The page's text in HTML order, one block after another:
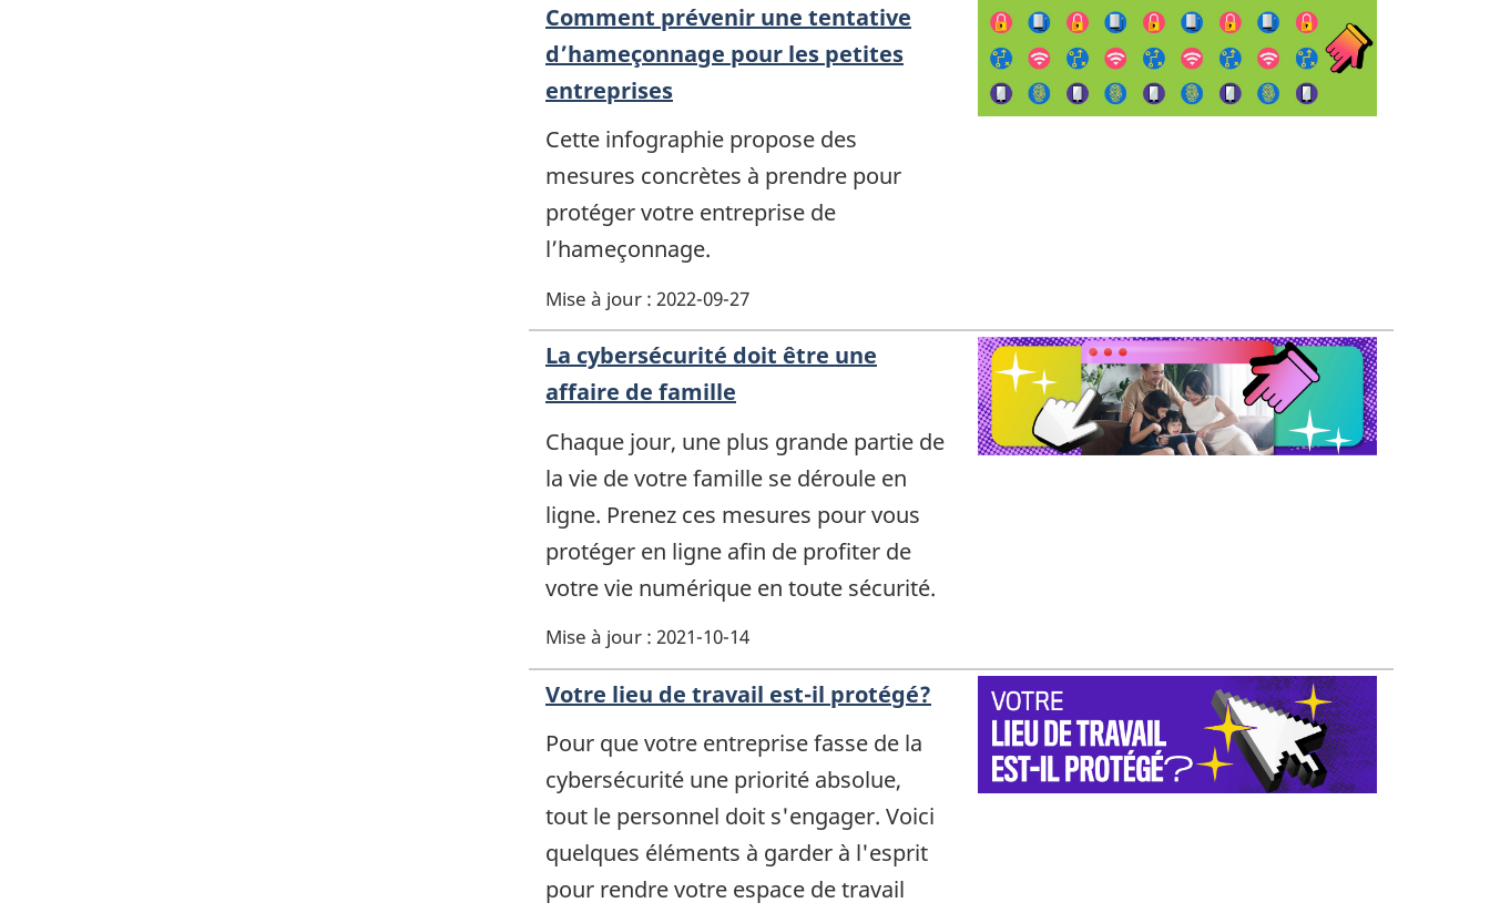
Comment prévenir une tentative
d’hameçonnage pour les petites
entreprises
Cette infographie propose des
mesures concrètes à prendre pour
protéger votre entreprise de
l’hameçonnage.
Mise à jour : 2022-09-27
La cybersécurité doit être une
affaire de famille
Chaque jour, une plus grande partie de
la vie de votre famille se déroule en
ligne. Prenez ces mesures pour vous
protéger en ligne afin de profiter de
votre vie numérique en toute sécurité.
Mise à jour : 2021-10-14
Votre lieu de travail est-il protégé?
Pour que votre entreprise fasse de la
cybersécurité une priorité absolue,
tout le personnel doit s'engager. Voici
quelques éléments à garder à l'esprit
pour rendre votre espace de travail